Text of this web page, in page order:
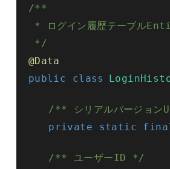
/**
* ログイン履歴テーブル
*/
@Data
public class
/** シリアルバージョ
private static
/** ユーザーID */